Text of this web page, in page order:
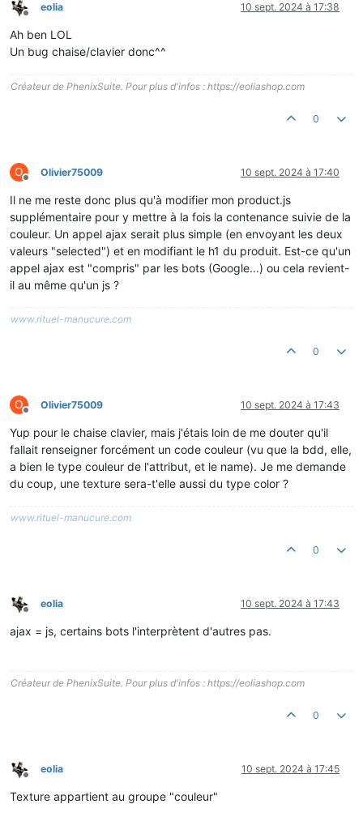
Hors-ligne
eolia 10 sept. 2024 à 17:38
Ah ben LOL
Un bug chaise/clavier donc^^
Créateur de PhenixSuite. Pour plus d'infos : https://eoliashop.com
0
O
Hors-ligne
Olivier75009 10 sept. 2024 à 17:40
Il ne me reste donc plus qu'à modifier mon product.js
supplémentaire pour y mettre à la fois la contenance suivie de la
couleur. Un appel ajax serait plus simple (en envoyant les deux
valeurs "selected") et en modifiant le h1 du produit. Est-ce qu'un
appel ajax est "compris" par les bots (Google...) ou cela revient-
il au même qu'un js ?
www.rituel-manucure.com
0
O
Hors-ligne
Olivier75009 10 sept. 2024 à 17:43
Yup pour le chaise clavier, mais j'étais loin de me douter qu'il
fallait renseigner forcément un code couleur (vu que la bdd, elle,
a bien le type couleur de l'attribut, et le name). Je me demande
du coup, une texture sera-t'elle aussi du type color ?
www.rituel-manucure.com
0
Hors-ligne
eolia 10 sept. 2024 à 17:43
ajax = js, certains bots l'interprètent d'autres pas.
Créateur de PhenixSuite. Pour plus d'infos : https://eoliashop.com
0
Hors-ligne
eolia 10 sept. 2024 à 17:45
Texture appartient au groupe "couleur"